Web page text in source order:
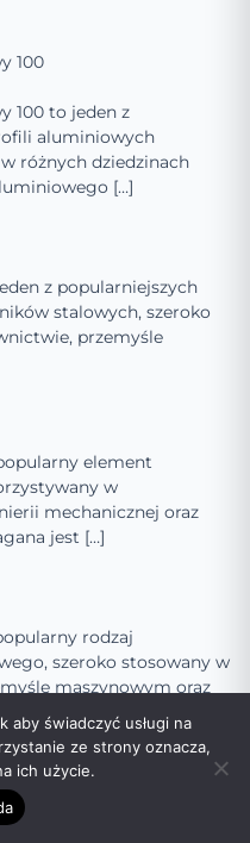
100
100 to jeden z
aluminiowych
różnych dziedzinach
[…]
z popularniejszych
stalowych, szeroko
przemyśle
element
w
mechanicznej oraz
jest […]
rodzaj
szeroko stosowany w
maszynowym oraz
element
aby świadczyć usługi na
ze strony oznacza,
ich użycie.